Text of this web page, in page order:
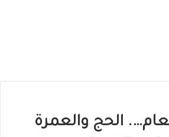
الحج والعمرة